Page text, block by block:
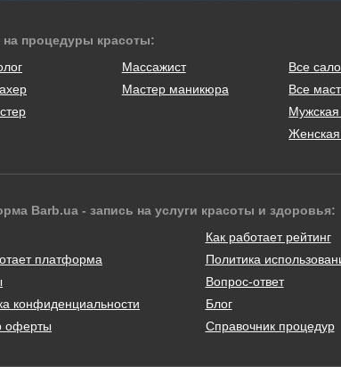
на процедуры красоты:
Массажист
Мастер маникюра
Все
Все
Мужская
Женская
Barb.ua - запись на услуги красоты и здоровья:
платформа
конфиденциальности
оферты
Как работает рейтинг
Политика
Вопрос-ответ
Блог
Справочник процедур